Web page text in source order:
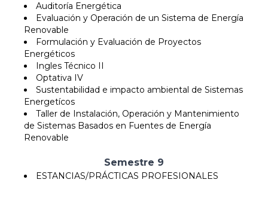
Auditoría Energética
Evaluación y Operación de un Sistema de Energía
Renovable
Formulación y Evaluación de Proyectos
Energéticos
Ingles Técnico II
Optativa IV
Sustentabilidad e impacto ambiental de Sistemas
Energetícos
Taller de Instalación, Operación y Mantenimiento
de Sistemas Basados en Fuentes de Energía
Renovable
Semestre 9
ESTANCIAS/PRÁCTICAS PROFESIONALES